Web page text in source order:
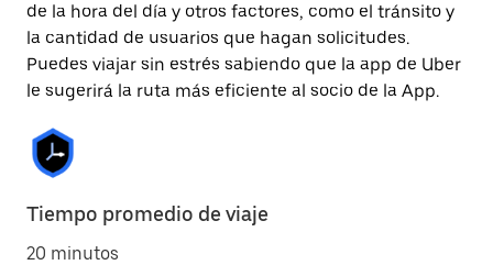
de la hora del día y otros factores, como el tránsito y
la cantidad de usuarios que hagan solicitudes.
Puedes viajar sin estrés sabiendo que la app de Uber
le sugerirá la ruta más eficiente al socio de la App.
Tiempo promedio de viaje
20 minutos